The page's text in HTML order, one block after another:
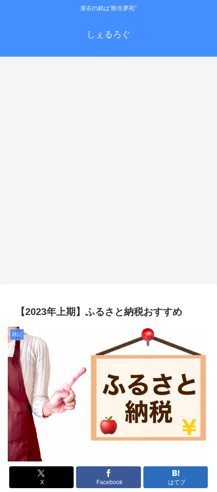
座右の銘は”酔生夢死”
しぇるろぐ
【2023年上期】ふるさと納税おすすめ
雑記
X Facebook はてブ